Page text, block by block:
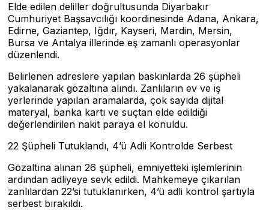
Elde edilen deliller doğrultusunda Diyarbakır
Cumhuriyet Başsavcılığı koordinesinde Adana, Ankara,
Edirne, Gaziantep, Iğdır, Kayseri, Mardin, Mersin,
Bursa ve Antalya illerinde eş zamanlı operasyonlar
düzenlendi.
Belirlenen adreslere yapılan baskınlarda 26 şüpheli
yakalanarak gözaltına alındı. Zanlıların ev ve iş
yerlerinde yapılan aramalarda, çok sayıda dijital
materyal, banka kartı ve suçtan elde edildiği
değerlendirilen nakit paraya el konuldu.
22 Şüpheli Tutuklandı, 4’ü Adli Kontrolde Serbest
Gözaltına alınan 26 şüpheli, emniyetteki işlemlerinin
ardından adliyeye sevk edildi. Mahkemeye çıkarılan
zanlılardan 22’si tutuklanırken, 4’ü adli kontrol şartıyla
serbest bırakıldı.